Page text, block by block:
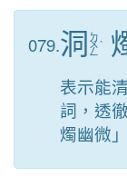
079.洞 ㄉ
ㄨ
ㄥ
ˋ
表示能
詞，透
燭幽微